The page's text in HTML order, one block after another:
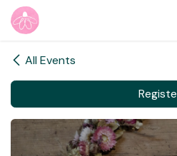
Skip to Content
All Events